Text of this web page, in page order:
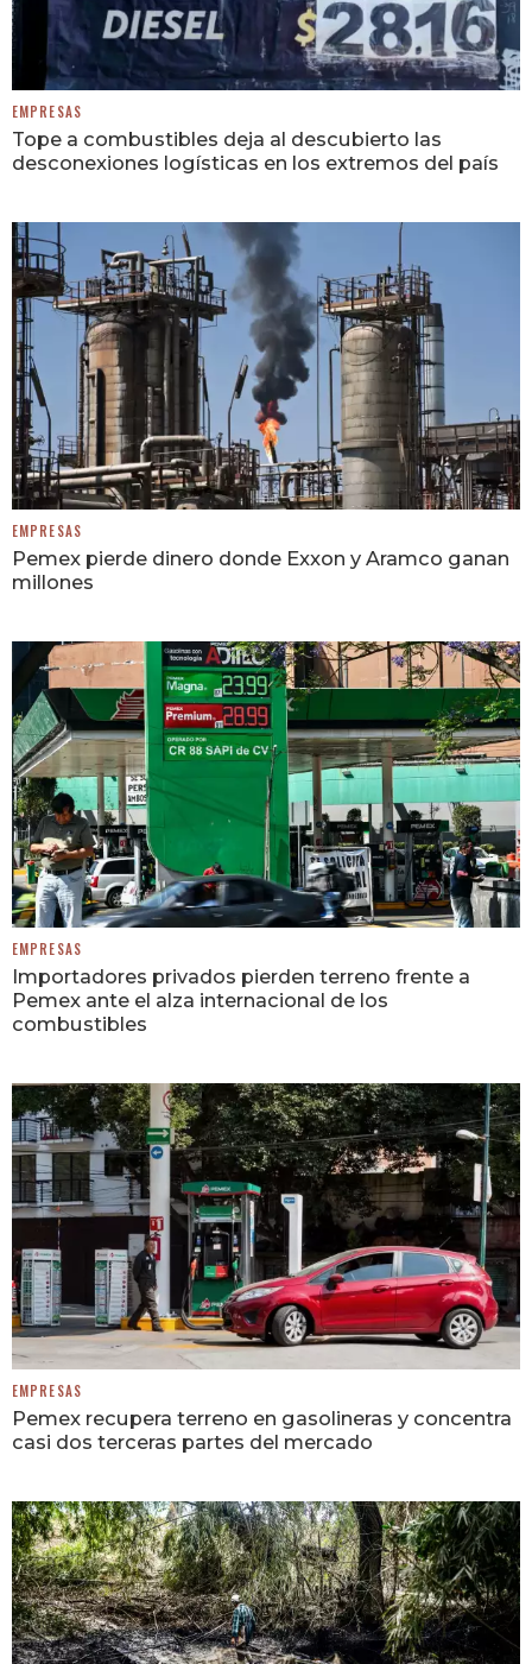
EMPRESAS
Tope a combustibles deja al descubierto las
desconexiones logísticas en los extremos del país
EMPRESAS
Pemex pierde dinero donde Exxon y Aramco ganan
millones
EMPRESAS
Importadores privados pierden terreno frente a
Pemex ante el alza internacional de los
combustibles
EMPRESAS
Pemex recupera terreno en gasolineras y concentra
casi dos terceras partes del mercado